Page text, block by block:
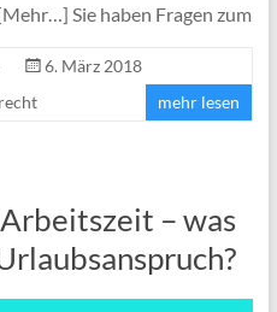
Sie haben Fragen zum
6. März 2018
mehr lesen
– was